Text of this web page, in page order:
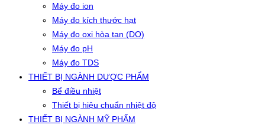
Máy đo ion
Máy đo kích thước hạt
Máy đo oxi hòa tan (DO)
Máy đo pH
Máy đo TDS
THIẾT BỊ NGÀNH DƯỢC PHẨM
Bể điều nhiệt
Thiết bị hiệu chuẩn nhiệt độ
THIẾT BỊ NGÀNH MỸ PHẨM